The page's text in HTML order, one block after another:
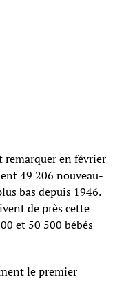
remarquer en février
49 206 nouveau-
bas depuis 1946.
de près cette
et 50 500 bébés
le premier